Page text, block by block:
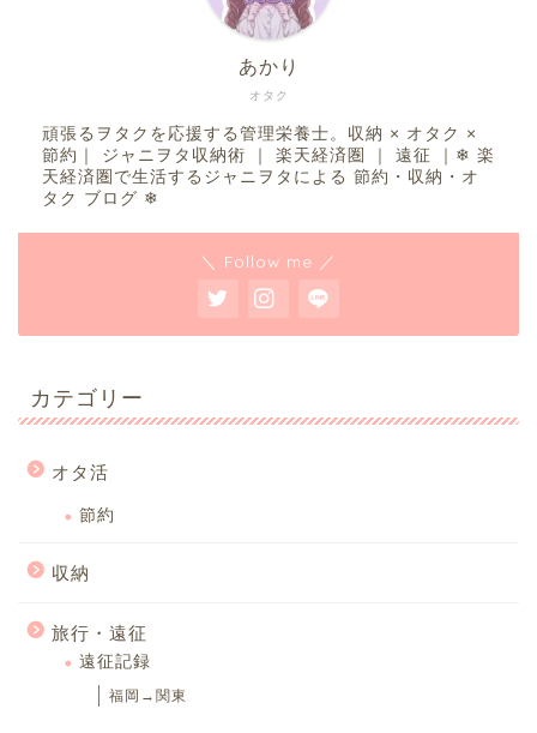
オタク
あかり
頑張るヲタクを応援する管理栄養士。収納 × オタク ×
節約｜ ジャニヲタ収納術 ｜ 楽天経済圏 ｜ 遠征 ｜❄︎ 楽
天経済圏で生活するジャニヲタによる 節約・収納・オ
タク ブログ ❄︎
＼ Follow me ／
カテゴリー
オタ活
節約
収納
旅行・遠征
遠征記録
福岡→関東